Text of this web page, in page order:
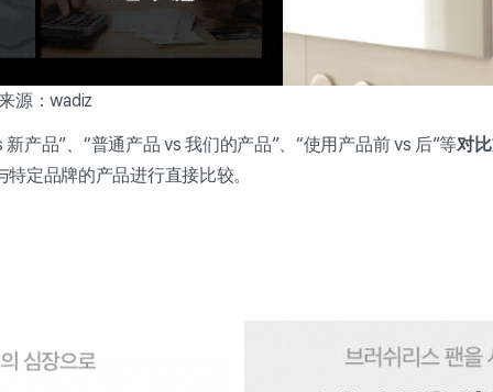
源：wadiz
产品”、“普通产品 vs 我们的产品”、“使用产品前 vs 后”等对
特定品牌的产品进行直接比较。